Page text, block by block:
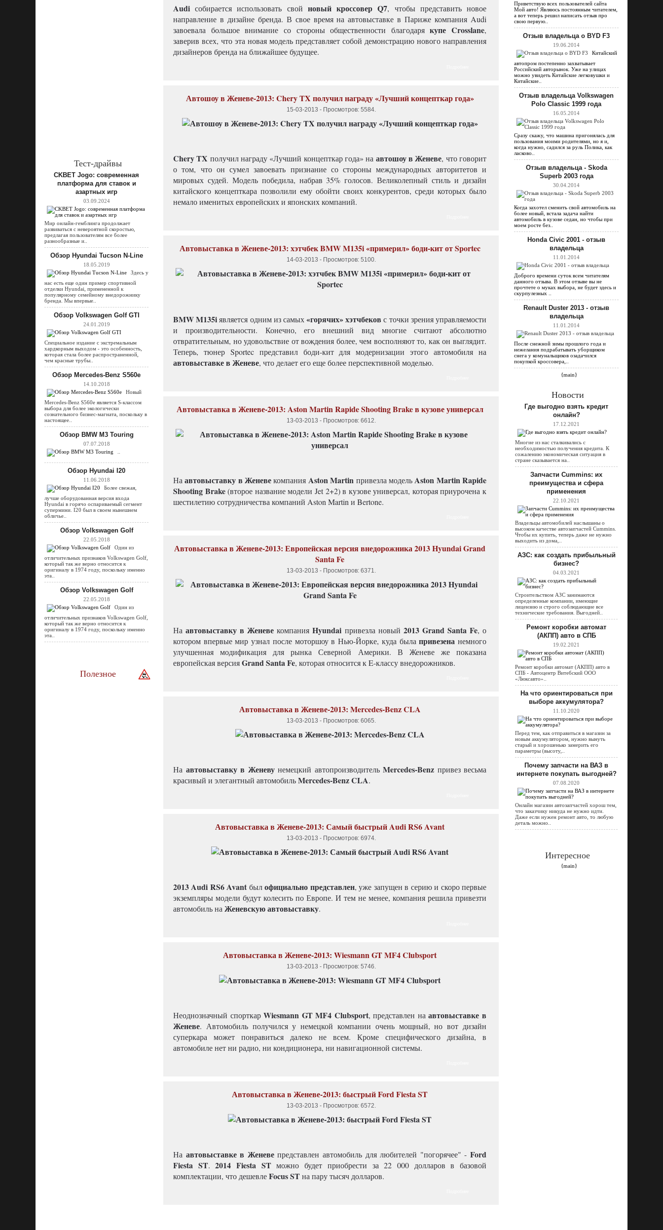
Тест-драйвы
CKBET Jogo: современная
платформа для ставок и
азартных игр
03.09.2024
Мир онлайн-гемблинга продолжает
развиваться с невероятной скоростью,
предлагая пользователям все более
разнообразные и..
Обзор Hyundai Tucson N-Line
18.05.2019
Здесь у
нас есть еще один пример спортивной
отделки Hyundai, примененной к
популярному семейному внедорожнику
бренда. Мы впервые..
Обзор Volkswagen Golf GTI
24.01.2019
Специальное издание с экстремальным
хардкорным выходом - это особенность,
которая стала более распространенной,
чем красные трубы..
Обзор Mercedes-Benz S560e
14.10.2018
Новый
Mercedes-Benz S560e является S-классом
выбора для более экологически
сознательного бизнес-магната, поскольку в
настоящее..
Обзор BMW M3 Touring
07.07.2018
Обзор Hyundai I20
11.06.2018
Более свежая,
лучше оборудованная версия входа
Hyundai в горячо оспариваемый сегмент
супермини. I20 был в своем нынешнем
обличье..
Обзор Volkswagen Golf
22.05.2018
Один из
отличительных признаков Volkswagen Golf,
который так же верно относится к
оригиналу в 1974 году, поскольку именно
эта..
Обзор Volkswagen Golf
22.05.2018
Один из
отличительных признаков Volkswagen Golf,
который так же верно относится к
оригиналу в 1974 году, поскольку именно
эта..
Полезное
Audi собирается использовать свой новый кроссовер Q7, чтобы представить новое
направление в дизайне бренда. В свое время на автовыставке в Париже компания Audi
завоевала большое внимание со стороны общественности благодарякупе Crosslane,
заверив всех, что эта новая модель представляет собой демонстрацию нового направления
дизайнеров бренда на ближайшее будущее.
Автошоу в Женеве-2013: Chery TX получил награду «Лучший концепткар года»
15-03-2013 - Просмотров: 5584.
Chery TX получил награду «Лучший концепткар года» на автошоу в Женеве, что говорит
о том, что он сумел завоевать признание со стороны международных авторитетов и
мировых судей. Модель победила, набрав 35% голосов. Великолепный стиль и дизайн
китайского концепткара позволили ему обойти своих конкурентов, среди которых было
немало именитых европейских и японских компаний.
Автовыставка в Женеве-2013: хэтчбек BMW M135i «примерил» боди-кит от Sportec
14-03-2013 - Просмотров: 5100.
BMW M135iявляется одним из самых«горячих» хэтчбеков с точки зрения управляемости
и производительности. Конечно, его внешний вид многие считают абсолютно
отвратительным, но удовольствие от вождения более, чем восполняют то, как он выглядит.
Теперь, тюнер Sportec представил боди-кит для модернизации этого автомобиля на
автовыставке в Женеве, что делает его еще более перспективной моделью.
Автовыставка в Женеве-2013: Aston Martin Rapide Shooting Brake в кузове универсал
13-03-2013 - Просмотров: 6612.
Наавтовыставку в Женевекомпания Aston Martin привезла модель Aston Martin Rapide
Shooting Brake(второе название модели Jet 2+2) в кузове универсал, которая приурочена к
шестилетию сотрудничества компаний Aston Martin и Bertone.
Автовыставка в Женеве-2013: Европейская версия внедорожника 2013 Hyundai Grand
Santa Fe
13-03-2013 - Просмотров: 6371.
Наавтовыставку в Женеве компанияHyundai привезла новый 2013 Grand Santa Fe, о
котором впервые мир узнал после моторшоу в Нью-Йорке, куда былапривезена немного
улучшенная модификация для рынка Северной Америки. В Женеве же показана
европейская версияGrandSanta Fe, которая относится к E-классу внедорожников.
Автовыставка в Женеве-2013: Mercedes-Benz CLA
13-03-2013 - Просмотров: 6065.
На автовыставку в Женевунемецкий автопроизводитель Mercedes-Benz привез весьма
красивый и элегантный автомобильMercedes-Benz CLA.
Автовыставка в Женеве-2013: Самый быстрый Audi RS6 Avant
13-03-2013 - Просмотров: 6974.
2013 Audi RS6 Avant былофициально представлен, уже запущен в серию и скоро первые
экземпляры модели будут колесить по Европе. И тем не менее, компания решила привезти
автомобиль на Женевскую автовыставку.
Автовыставка в Женеве-2013: Wiesmann GT MF4 Clubsport
13-03-2013 - Просмотров: 5746.
Неоднозначный спорткарWiesmann GT MF4 Clubsport, представлен наавтовыставке в
Женеве. Автомобиль получился у немецкой компании очень мощный, но вот дизайн
суперкара может понравиться далеко не всем. Кроме специфического дизайна, в
автомобиле нет ни радио, ни кондиционера, ни навигационной системы.
Автовыставка в Женеве-2013: быстрый Ford Fiesta ST
13-03-2013 - Просмотров: 6572.
На автовыставке в Женевепредставлен автомобиль для любителей "погорячее" -Ford
Fiesta ST.2014 Fiesta STможно будет приобрести за 22 000 долларов в базовой
комплектации, что дешевлеFocus STна пару тысяч долларов.
Приветствую всех пользователей сайта
Мой авто! Являюсь постоянным читателем,
а вот теперь решил написать отзыв про
свою первую..
Отзыв владельца о BYD F3
19.06.2014
Китайский
автопром постепенно захватывает
Российский авторынок. Уже на улицах
можно увидеть Китайские легковушки и
Китайские..
Отзыв владельца Volkswagen
Polo Classic 1999 года
16.05.2014
Сразу скажу, что машина пригонялась для
пользования моими родителями, но я и,
когда нужно, садился за руль Полика, как
ласково..
Отзыв владельца - Skoda
Superb 2003 года
30.04.2014
Когда захотел сменить свой автомобиль на
более новый, встала задача найти
автомобиль в кузове седан, но чтобы при
моем росте без..
Honda Civic 2001 - отзыв
владельца
11.01.2014
Доброго времени суток всем читателям
данного отзыва. В этом отзыве вы не
прочтете о муках выбора, не будет здесь и
скурпулезных ..
Renault Duster 2013 - отзыв
владельца
11.01.2014
После снежной зимы прошлого года и
нежелания подрабатывать уборщиком
снега у комунальщиков озадачился
покупкой кроссовера,..
{main}
Новости
Где выгодно взять кредит
онлайн?
17.12.2021
Многие из нас сталкивались с
необходимостью получения кредита. К
сожалению экономическая ситуация в
стране сказывается на..
Запчасти Cummins: их
преимущества и сфера
применения
22.10.2021
Владельцы автомобилей наслышаны о
высоком качестве автозапчастей Cummins.
Чтобы их купить, теперь даже не нужно
выходить из дома,..
АЗС: как создать прибыльный
бизнес?
04.03.2021
Строительством АЗС занимаются
определенные компании, имеющие
лицензию и строго соблюдающие все
технические требования. Выгодней..
Ремонт коробки автомат
(АКПП) авто в СПБ
19.02.2021
Ремонт коробки автомат (АКПП) авто в
СПБ - Автоцентр Витебский ООО
«Люксавто»..
На что ориентироваться при
выборе аккумулятора?
11.10.2020
Перед тем, как отправиться в магазин за
новым аккумулятором, нужно вынуть
старый и хорошенько замерить его
параметры (высоту,..
Почему запчасти на ВАЗ в
интернете покупать выгодней?
07.08.2020
Онлайн магазин автозапчастей хорош тем,
что заказчику никуда не нужно идти.
Даже если нужен ремонт авто, то любую
деталь можно..
Интересное
{main}